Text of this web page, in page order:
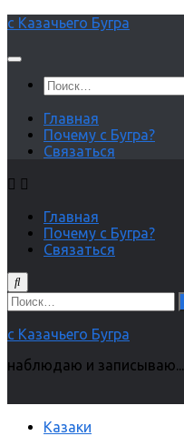
Перейти
содержимому
с Казачьего Бугра
Найти:
Главная
Почему с Бугра?
Связаться
Главная
Почему с Бугра?
Связаться
Найти:
с Казачьего Бугра
наблюдаю и записываю...
Казаки